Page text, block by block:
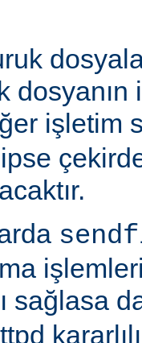
işletim
sağlasa